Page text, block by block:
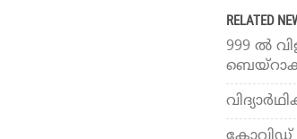
RELATED
999 ൽ